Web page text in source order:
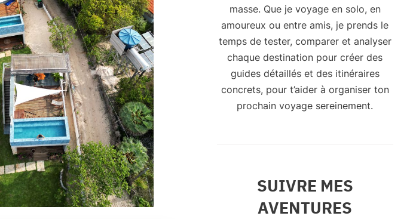
masse. Que je voyage en solo, en
amoureux ou entre amis, je prends le
temps de tester, comparer et analyser
chaque destination pour créer des
guides détaillés et des itinéraires
concrets, pour t’aider à organiser ton
prochain voyage sereinement.
SUIVRE MES
AVENTURES